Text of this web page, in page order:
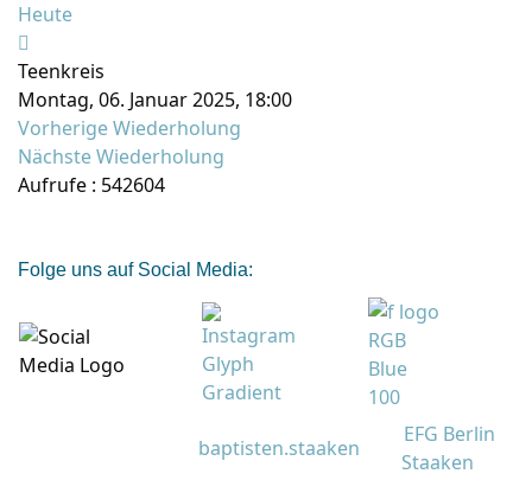
Heute
Teenkreis
Montag, 06. Januar 2025, 18:00
Vorherige Wiederholung
Nächste Wiederholung
Aufrufe : 542604
Folge uns auf Social Media:
baptisten.staaken
EFG Berlin
Staaken